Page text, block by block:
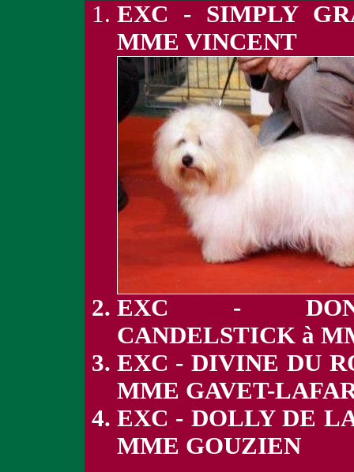
EXC - SIMPLY
MME VINCENT
EXC -
CANDELSTICK à
EXC - DIVINE DU
MME GAVET-
EXC - DOLLY DE
MME GOUZIEN